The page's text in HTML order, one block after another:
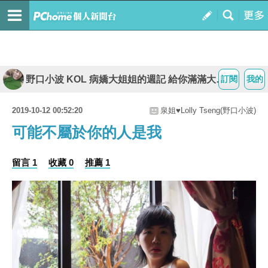
我的
訂閱
野口小波 KOL 病嬌大姐姐的週記 給你滿滿大平台
2019-10-12 00:52:20 泉姐♥Lolly Tseng(野口小波)
可能不屬於你的人是我
留言 1 收藏 0 推薦 1